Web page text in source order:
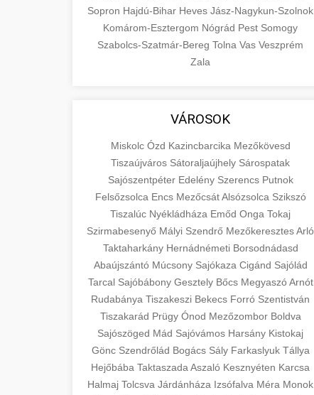
Sopron Hajdú-Bihar Heves Jász-Nagykun-Szolnok
Komárom-Esztergom Nógrád Pest Somogy
Szabolcs-Szatmár-Bereg Tolna Vas Veszprém
Zala
VÁROSOK
Miskolc Ózd Kazincbarcika Mezőkövesd
Tiszaújváros Sátoraljaújhely Sárospatak
Sajószentpéter Edelény Szerencs Putnok
Felsőzsolca Encs MezőcsátAlsózsolca Szikszó
Tiszalúc Nyékládháza Emőd Onga Tokaj
Szirmabesenyő Mályi Szendrő MezőkeresztesArló
Taktaharkány Hernádnémeti Borsodnádasd
Abaújszántó Múcsony Sajókaza Cigánd Sajólád
Tarcal Sajóbábony Gesztely Bőcs MegyaszóArnót
Rudabánya Tiszakeszi Bekecs Forró Szentistván
Tiszakarád Prügy Ónod Mezőzombor Boldva
Sajószöged Mád Sajóvámos Harsány Kistokaj
Gönc Szendrőlád Bogács Sály Farkaslyuk Tállya
Hejőbába Taktaszada Aszaló Kesznyéten Karcsa
Halmaj Tolcsva Járdánháza Izsófalva Méra Monok